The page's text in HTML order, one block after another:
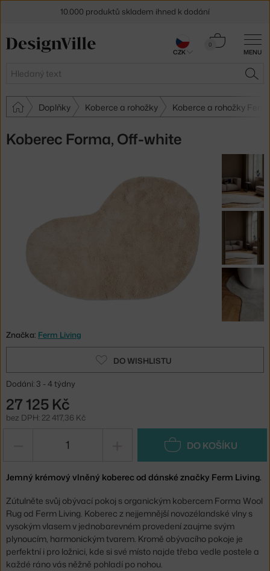
MENU
Hledat
0
Košík
Doplňky Koberce a rohožky Koberce a rohožky Ferm
Koberec Forma, Off-white
Značka: Ferm Living
DO WISHLISTU
Dodání: 3 - 4 týdny
27 125 Kč
bez DPH: 22 417,36 Kč
DO KOŠÍKU
Jemný krémový vlněný koberec od dánské značky Ferm Living.
Zútulněte svůj obývací pokoj s organickým kobercem Forma Wool
Rug od Ferm Living. Koberec z nejjemnější novozélandské vlny s
vysokým vlasem v jednobarevném provedení zaujme svým
plynoucím, harmonickým tvarem. Kromě obývacího pokoje je
perfektní i pro ložnici, kde si své místo najde třeba vedle postele a
každé ráno vás něžně pohladí po nohou.
10.000 produktů skladem ihned k dodání
Sleva 5 % pro odběratele
CZK